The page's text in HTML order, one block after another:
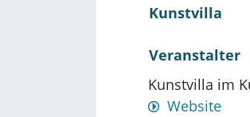
Kunstvilla
Veranstalter
Kunstvilla im
Website